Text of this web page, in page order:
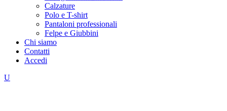
Calzature
Polo e T-shirt
Pantaloni professionali
Felpe e Giubbini
Chi siamo
Contatti
Accedi